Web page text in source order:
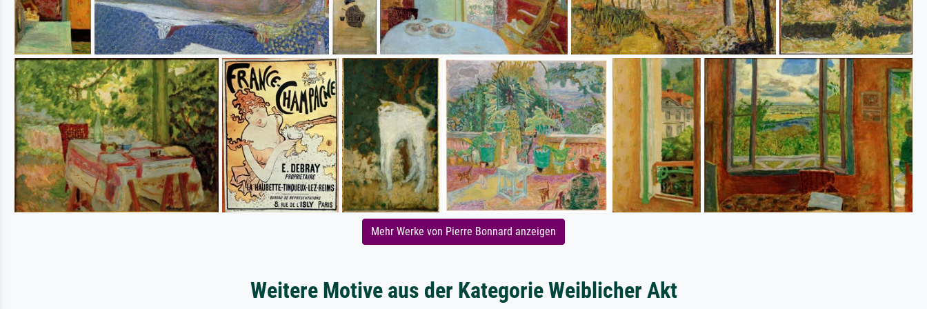
Mehr Werke von Pierre Bonnard anzeigen
Weitere Motive aus der Kategorie Weiblicher Akt